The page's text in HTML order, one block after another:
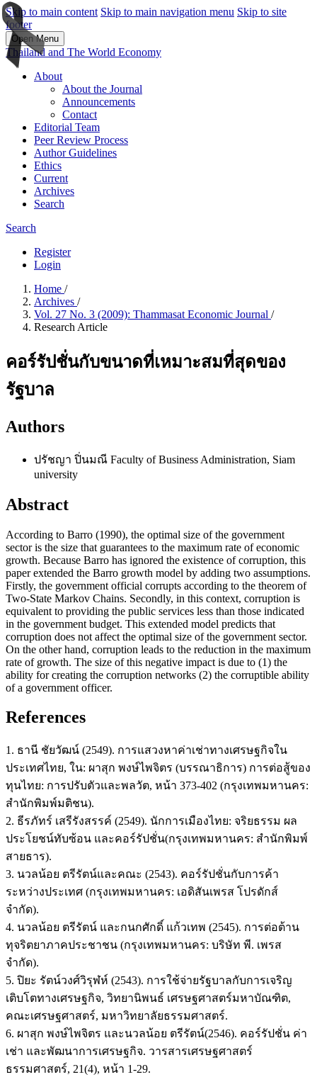
Skip to main content Skip to main navigation menu Skip to site
footer
Open Menu
Thailand and The World Economy
About
About the Journal
Announcements
Contact
Editorial Team
Peer Review Process
Author Guidelines
Ethics
Current
Archives
Search
Search
Register
Login
Home /
Archives /
Vol. 27 No. 3 (2009): Thammasat Economic Journal /
Research Article
คอร์รัปชั่นกับขนาดที่เหมาะสมที่สุดของ
รัฐบาล
Authors
ปรัชญา ปิ่นมณี Faculty of Business Administration, Siam
university
Abstract
According to Barro (1990), the optimal size of the government
sector is the size that guarantees to the maximum rate of economic
growth. Because Barro has ignored the existence of corruption, this
paper extended the Barro growth model by adding two assumptions.
Firstly, the government official corrupts according to the theorem of
Two-State Markov Chains. Secondly, in this context, corruption is
equivalent to providing the public services less than those indicated
in the government budget. This extended model predicts that
corruption does not affect the optimal size of the government sector.
On the other hand, corruption leads to the reduction in the maximum
rate of growth. The size of this negative impact is due to (1) the
ability for creating the corruption networks (2) the corruptible ability
of a government officer.
References
1. ธานี ชัยวัฒน์ (2549). การแสวงหาค่าเช่าทางเศรษฐกิจใน
ประเทศไทย, ใน: ผาสุก พงษ์ไพจิตร (บรรณาธิการ) การต่อสู้ของ
ทุนไทย: การปรับตัวและพลวัต, หน้า 373-402 (กรุงเทพมหานคร:
สำนักพิมพ์มติชน).
2. ธีรภัทร์ เสรีรังสรรค์ (2549). นักการเมืองไทย: จริยธรรม ผล
ประโยชน์ทับซ้อน และคอร์รัปชั่น(กรุงเทพมหานคร: สำนักพิมพ์
สายธาร).
3. นวลน้อย ตรีรัตน์และคณะ (2543). คอร์รัปชั่นกับการค้า
ระหว่างประเทศ (กรุงเทพมหานคร: เอดิสันเพรส โปรดักส์
จำกัด).
4. นวลน้อย ตรีรัตน์ และกนกศักดิ์ แก้วเทพ (2545). การต่อต้าน
ทุจริตยาภาคประชาชน (กรุงเทพมหานคร: บริษัท พี. เพรส
จำกัด).
5. ปิยะ รัตน์วงศ์วิรุฬห์ (2543). การใช้จ่ายรัฐบาลกับการเจริญ
เติบโตทางเศรษฐกิจ, วิทยานิพนธ์ เศรษฐศาสตร์มหาบัณฑิต,
คณะเศรษฐศาสตร์, มหาวิทยาลัยธรรมศาสตร์.
6. ผาสุก พงษ์ไพจิตร และนวลน้อย ตรีรัตน์(2546). คอร์รัปชั่น ค่า
เช่า และพัฒนาการเศรษฐกิจ. วารสารเศรษฐศาสตร์
ธรรมศาสตร์, 21(4), หน้า 1-29.